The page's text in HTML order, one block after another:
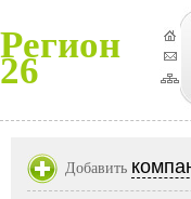
Регион
26
Добавить